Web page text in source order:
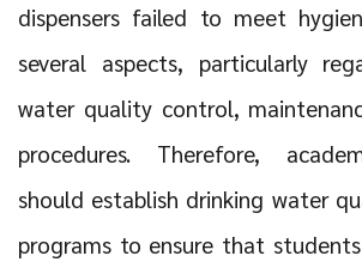
dispensers failed to meet
several aspects, particularly
water quality control,
procedures. Therefore,
should establish drinking water
programs to ensure that